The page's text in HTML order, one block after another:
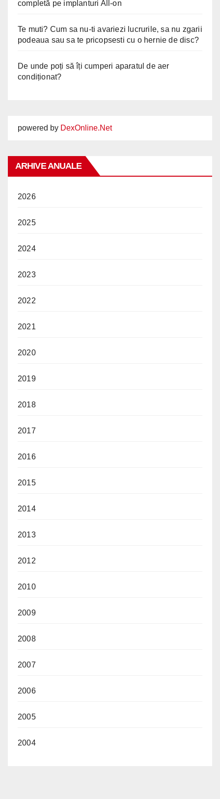
completă pe implanturi All-on
Te muti? Cum sa nu-ti avariezi lucrurile, sa nu zgarii
podeaua sau sa te pricopsesti cu o hernie de disc?
De unde poți să îți cumperi aparatul de aer
condiționat?
powered by DexOnline.Net
ARHIVE ANUALE
2026
2025
2024
2023
2022
2021
2020
2019
2018
2017
2016
2015
2014
2013
2012
2010
2009
2008
2007
2006
2005
2004